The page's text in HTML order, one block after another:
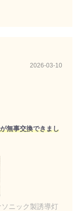
2026-03-10
無事交換できまし
ニック製誘導灯